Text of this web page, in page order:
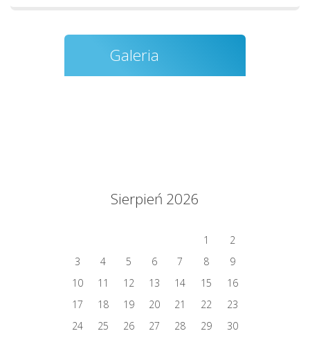
Galeria
Sierpień 2026
1
2
3
4 5 6 7 8
9
10
11 12 13 14 15
16
17
18 19 20 21 22
23
24
25 26 27 28 29
30